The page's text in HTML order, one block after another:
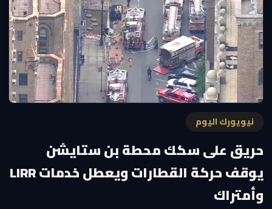
نيويورك اليوم
حريق على سكك محطة بن ستايشن
يوقف حركة القطارات ويعطل خدمات LIRR
وأمتراك